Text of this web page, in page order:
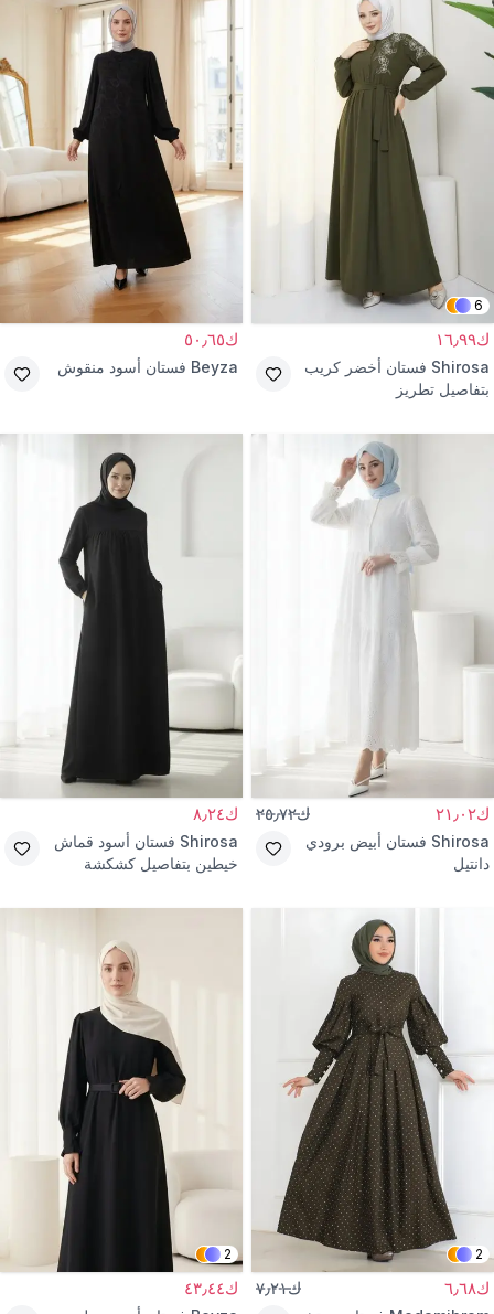
6
ك١٦٫٩٩
Shirosa فستان أخضر كريب
بتفاصيل تطريز
ك٥٠٫٦٥
Beyza فستان أسود منقوش
ك٢١٫٠٢ ك٢٥٫٧٢
Shirosa فستان أبيض برودي
دانتيل
ك٨٫٢٤
Shirosa فستان أسود قماش
خيطين بتفاصيل كشكشة
2
ك٦٫٦٨ ك٧٫٢١
2
ك٤٣٫٤٤